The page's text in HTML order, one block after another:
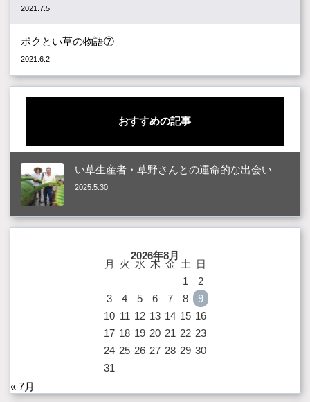
2021.7.5
ボクとい草の物語⑦
2021.6.2
おすすめの記事
い草生産者・草野さんとの運命的な出会い
2025.5.30
2026年8月
月 火 水 木 金 土
日
1
2
3
4 5 6 7 8
9
10 11 12 13 14 15 16
17 18 19 20 21 22 23
24 25 26 27 28 29 30
31
« 7月